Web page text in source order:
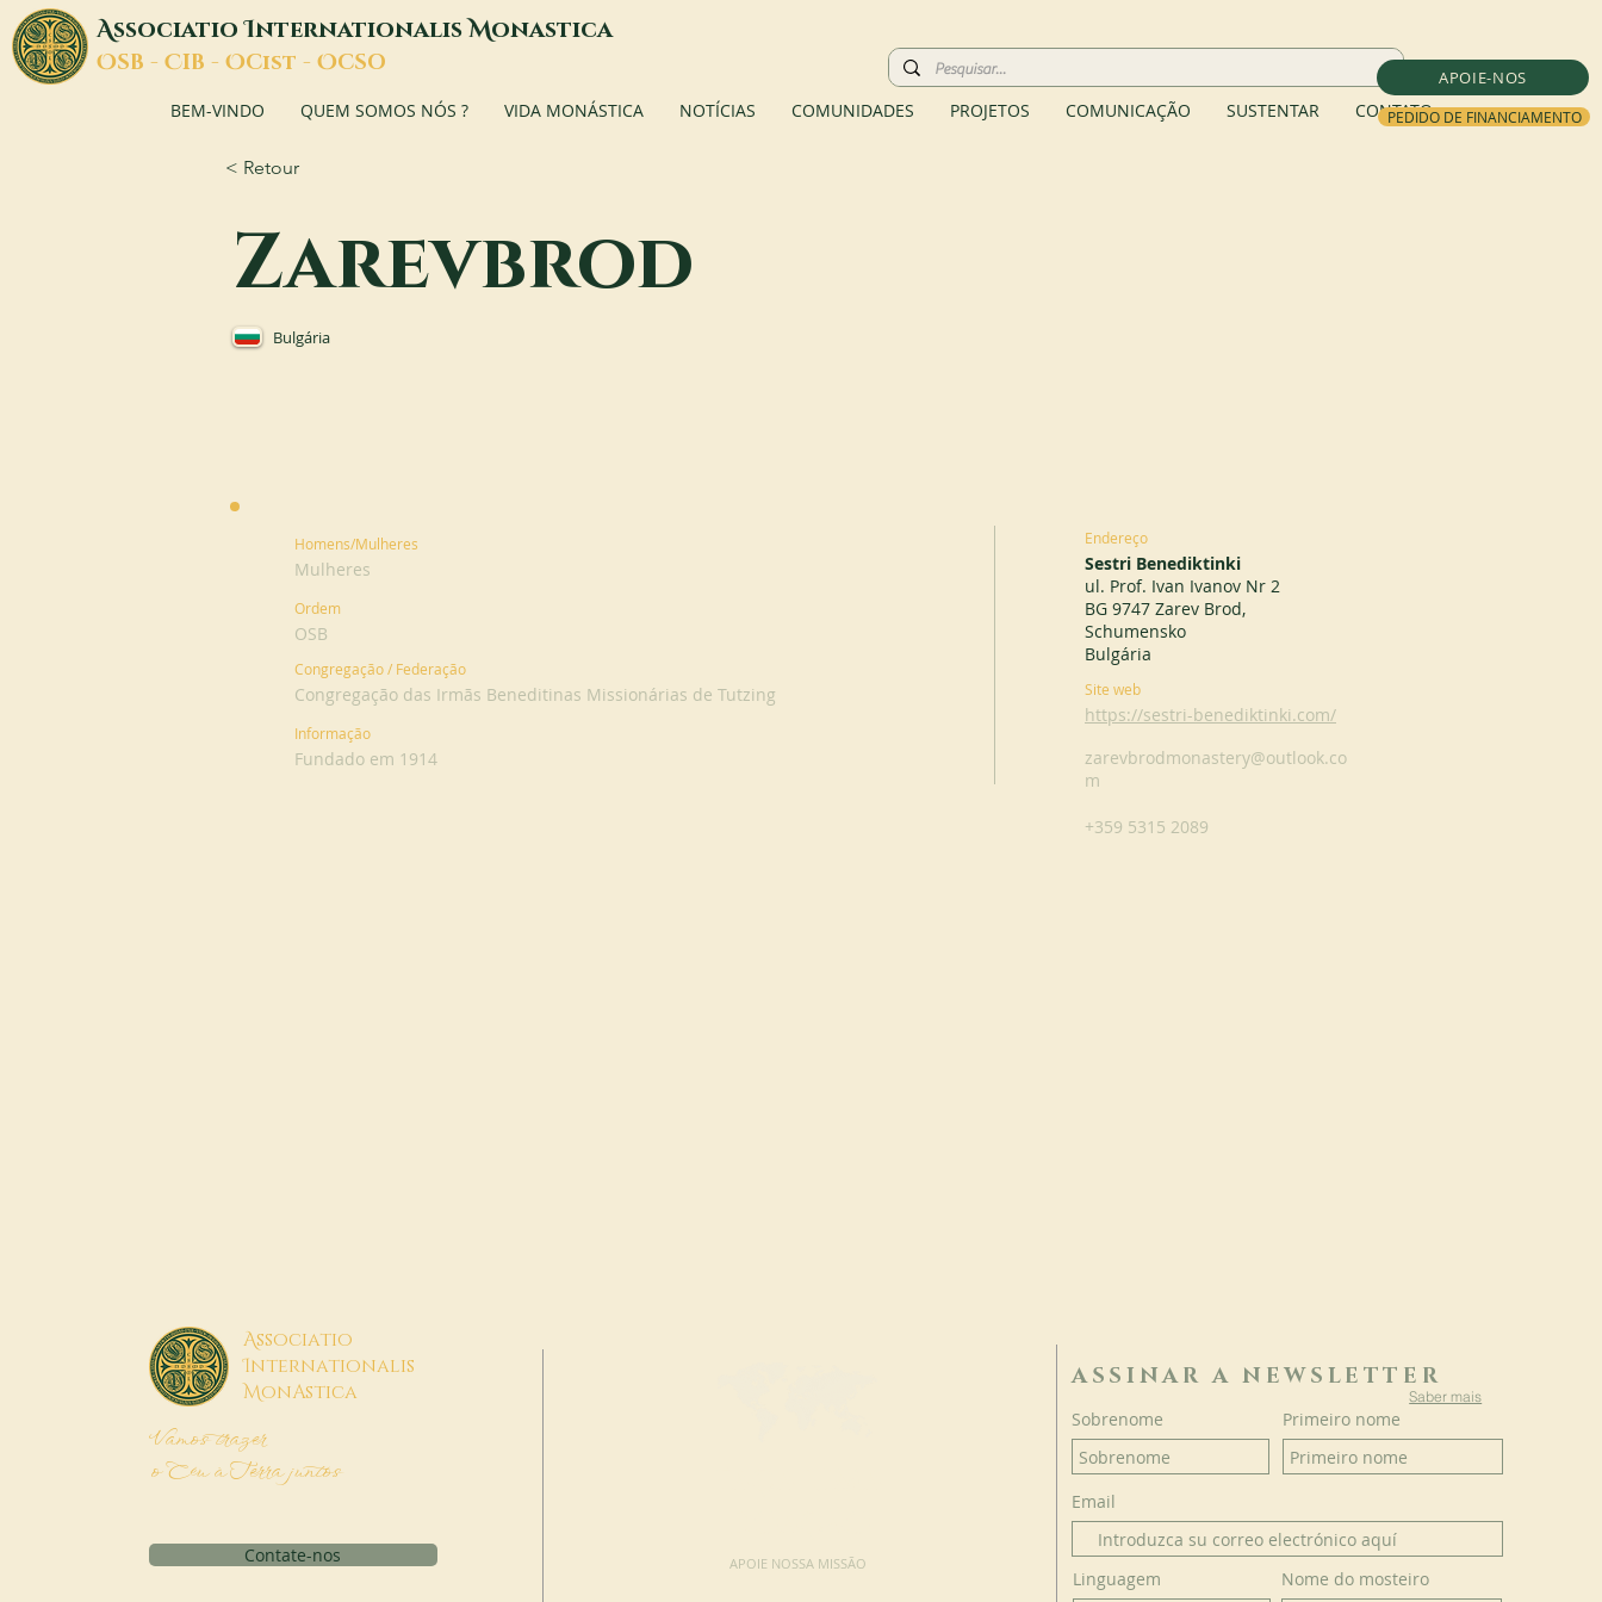
APOIE-NOS
PEDIDO DE FINANCIAMENTO
AssociatioInternationalisMonastica
OSB - CIB - OCist - OCSO
BEM-VINDO QUEM SOMOS NÓS ? VIDA MONÁSTICA NOTÍCIAS COMUNIDADES PROJETOS COMUNICAÇÃO SUSTENTAR CONTATO
< Retour
Zarevbrod
Bulgária
Homens/Mulheres
Mulheres
Ordem
OSB
Congregação / Federação
Congregação das Irmãs Beneditinas Missionárias de Tutzing
Informação
Fundado em 1914
Endereço
Sestri Benediktinki
ul. Prof. Ivan Ivanov Nr 2
BG 9747 Zarev Brod,
Schumensko
Bulgária
Site web
https://sestri-benediktinki.com/
zarevbrodmonastery@outlook.co
m
+359 5315 2089
Associatio
Internationalis
MonAstica
Vamos trazer
o Céu à Terra juntos
Contate-nos APOIE NOSSA MISSÃO
ASSINAR A NEWSLETTER
Saber mais
Sobrenome Primeiro nome
Email
Linguagem Nome do mosteiro